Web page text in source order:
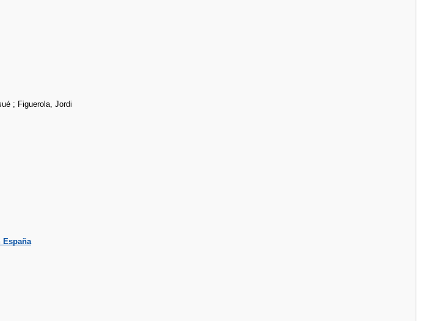
; Figuerola, Jordi
España